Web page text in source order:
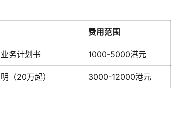
费用范围
务计划书 1000-5000港元
（20万起） 3000-12000港元